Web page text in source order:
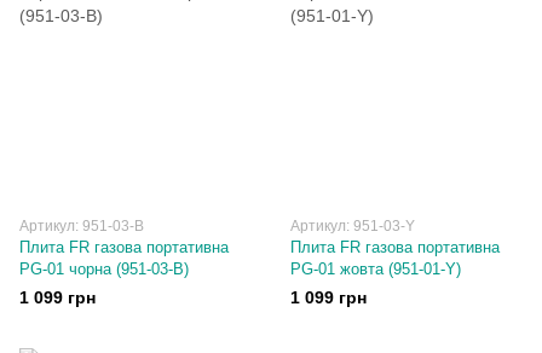
Артикул: 951-03-B
Плита FR газова портативна
PG-01 чорна (951-03-B)
1 099 грн
Артикул: 951-03-Y
Плита FR газова портативна
PG-01 жовта (951-01-Y)
1 099 грн